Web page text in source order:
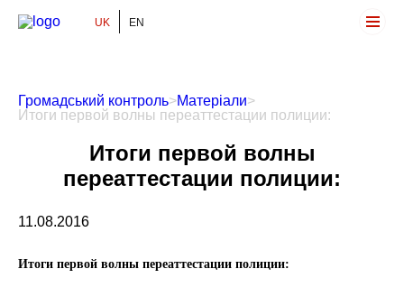
Громадський Контроль
UK EN
Громадський контроль>Матеріали>
Итоги первой волны переаттестации полиции:
Итоги первой волны
переаттестации полиции:
11.08.2016
Итоги первой волны переаттестации полиции: